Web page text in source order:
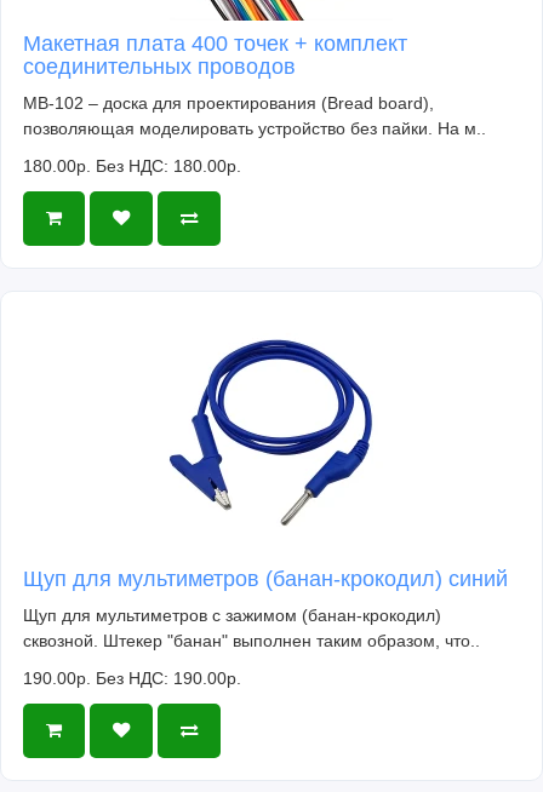
Макетная плата 400 точек + комплект
соединительных проводов
MB-102 – доска для проектирования (Bread board),
позволяющая моделировать устройство без пайки. На м..
180.00р. Без НДС: 180.00р.
Щуп для мультиметров (банан-крокодил) синий
Щуп для мультиметров с зажимом (банан-крокодил)
сквозной. Штекер "банан" выполнен таким образом, что..
190.00р. Без НДС: 190.00р.